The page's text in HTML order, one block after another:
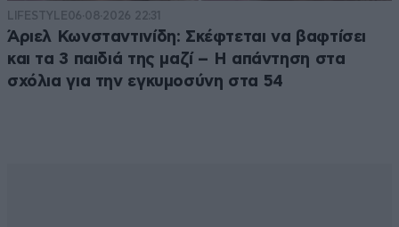
LIFESTYLE06·08·2026 22:31
Άριελ Κωνσταντινίδη: Σκέφτεται να βαφτίσει
και τα 3 παιδιά της μαζί – Η απάντηση στα
σχόλια για την εγκυμοσύνη στα 54